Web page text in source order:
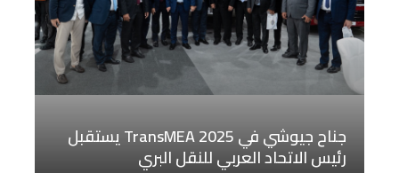
جناح جيوشي في TransMEA 2025 يستقبل
رئيس الاتحاد العربي للنقل البري